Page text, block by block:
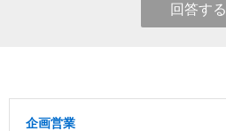
回答する
企画営業